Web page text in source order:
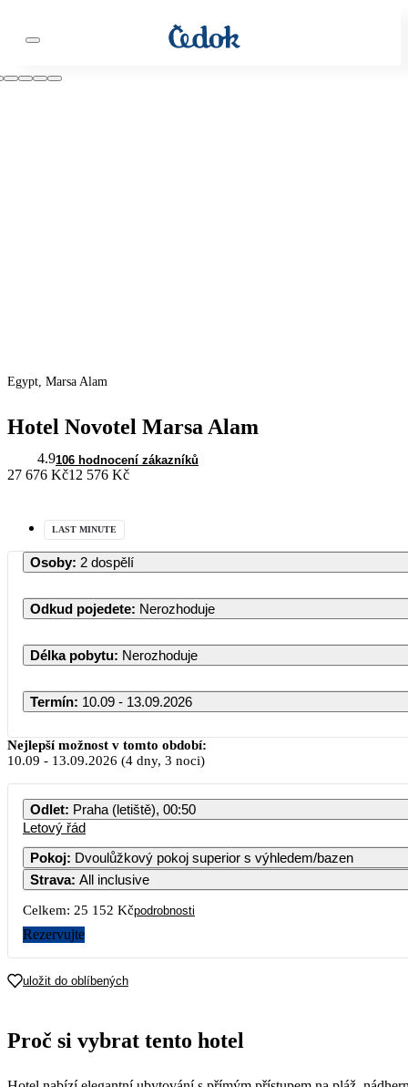
Egypt, Marsa Alam
Hotel Novotel Marsa Alam
4.9106 hodnocení zákazníků
27 676 Kč12 576 Kč
LAST MINUTE
Osoby: 2 dospělí
Odkud pojedete: Nerozhoduje
Délka pobytu: Nerozhoduje
Termín: 10.09 - 13.09.2026
Nejlepší možnost v tomto období:
10.09 - 13.09.2026 (4 dny, 3 noci)
Odlet: Praha (letiště), 00:50
Letový řád
Pokoj: Dvoulůžkový pokoj superior s výhledem/bazen
Strava: All inclusive
Celkem: 25 152 Kčpodrobnosti
Rezervujte
uložit do oblíbených
Proč si vybrat tento hotel